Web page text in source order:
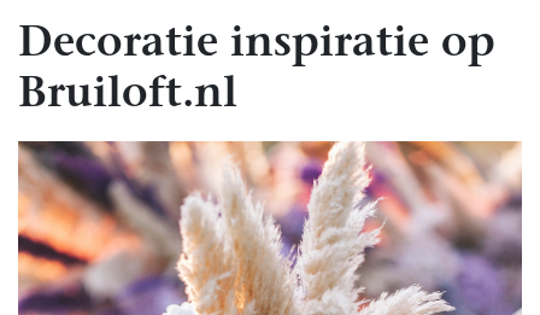
Decoratie inspiratie op
Bruiloft.nl